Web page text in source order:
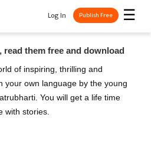
☰
Log In Publish Free
them free and download
of inspiring, thrilling and
your own language by the young
You will get a life time
with stories.